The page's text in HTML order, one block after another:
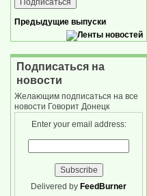
Предыдущие выпуски
Подписаться на
новости
Желающим подписаться на все
новости Говорит Донецк
Enter your email address:
Delivered by FeedBurner